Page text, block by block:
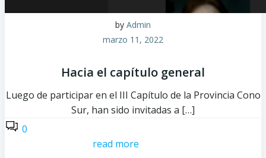
by Admin
marzo 11, 2022
Hacia el capítulo general
Luego de participar en el III Capítulo de la Provincia Cono
Sur, han sido invitadas a […]
0
read more